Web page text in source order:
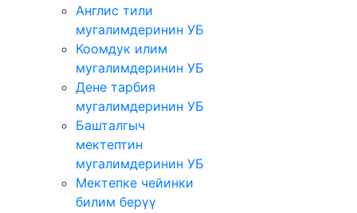
Англис тили
мугалимдеринин УБ
Коомдук илим
мугалимдеринин УБ
Дене тарбия
мугалимдеринин УБ
Башталгыч
мектептин
мугалимдеринин УБ
Мектепке чейинки
билим берүү